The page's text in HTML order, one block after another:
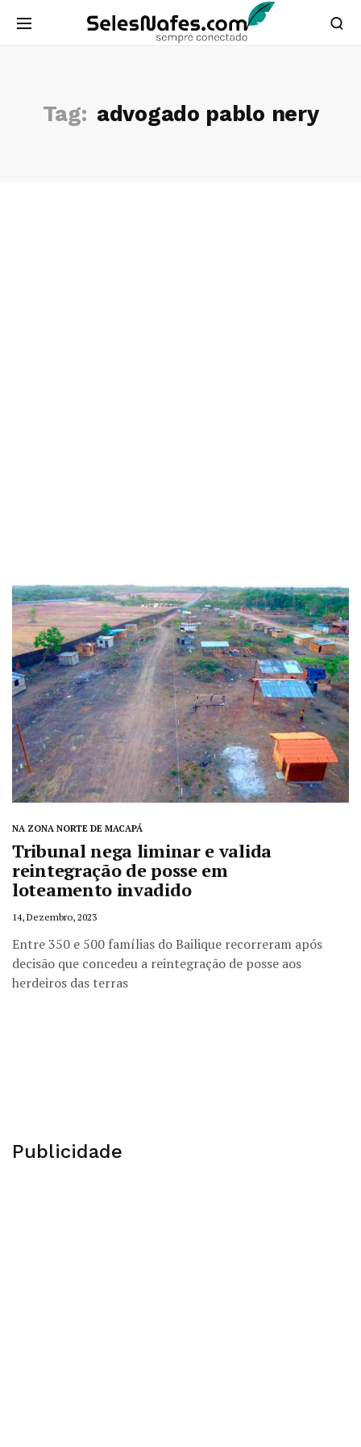
Tag: advogado pablo nery
NA ZONA NORTE DE MACAPÁ
Tribunal nega liminar e valida
reintegração de posse em
loteamento invadido
14, Dezembro, 2023
Entre 350 e 500 famílias do Bailique recorreram após
decisão que concedeu a reintegração de posse aos
herdeiros das terras
Publicidade